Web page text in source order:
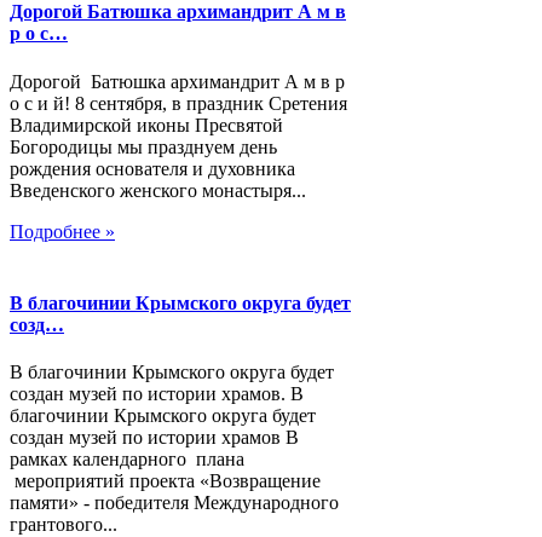
Дорогой Батюшка архимандрит А м в
р о с…
Дорогой Батюшка архимандрит А м в р
о с и й! 8 сентября, в праздник Сретения
Владимирской иконы Пресвятой
Богородицы мы празднуем день
рождения основателя и духовника
Введенского женского монастыря...
Подробнее »
В благочинии Крымского округа будет
созд…
В благочинии Крымского округа будет
создан музей по истории храмов. В
благочинии Крымского округа будет
создан музей по истории храмов В
рамках календарного плана
мероприятий проекта «Возвращение
памяти» - победителя Международного
грантового...